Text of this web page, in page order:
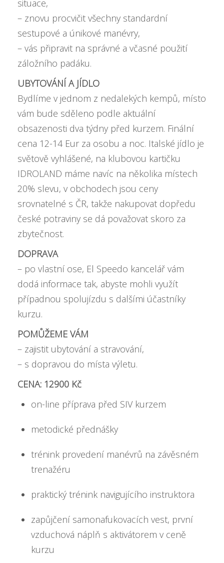
situace,
– znovu procvičit všechny standardní
sestupové a únikové manévry,
– vás připravit na správné a včasné použití
záložního padáku.
UBYTOVÁNÍ A JÍDLO
Bydlíme v jednom z nedalekých kempů, místo
vám bude sděleno podle aktuální
obsazenosti dva týdny před kurzem. Finální
cena 12-14 Eur za osobu a noc. Italské jídlo je
světově vyhlášené, na klubovou kartičku
IDROLAND máme navíc na několika místech
20% slevu, v obchodech jsou ceny
srovnatelné s ČR, takže nakupovat dopředu
české potraviny se dá považovat skoro za
zbytečnost.
DOPRAVA
– po vlastní ose, El Speedo kancelář vám
dodá informace tak, abyste mohli využít
případnou spolujízdu s dalšími účastníky
kurzu.
POMŮŽEME VÁM
– zajistit ubytování a stravování,
– s dopravou do místa výletu.
CENA: 12900 Kč
on-line příprava před SIV kurzem
metodické přednášky
trénink provedení manévrů na závěsném
trenažéru
praktický trénink navigujícího instruktora
zapůjčení samonafukovacích vest, první
vzduchová náplň s aktivátorem v ceně
kurzu